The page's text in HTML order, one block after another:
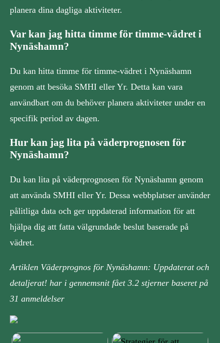
planera dina dagliga aktiviteter.
Var kan jag hitta timme för timme-vädret i
Nynäshamn?
Du kan hitta timme för timme-vädret i Nynäshamn
genom att besöka SMHI eller Yr. Detta kan vara
användbart om du behöver planera aktiviteter under en
specifik period av dagen.
Hur kan jag lita på väderprognosen för
Nynäshamn?
Du kan lita på väderprognosen för Nynäshamn genom
att använda SMHI eller Yr. Dessa webbplatser använder
pålitliga data och ger uppdaterad information för att
hjälpa dig att fatta välgrundade beslut baserade på
vädret.
Artiklen Väderprognos för Nynäshamn: Uppdaterat och
detaljerat! har i gennemsnit fået 3.2 stjerner baseret på
31 anmeldelser